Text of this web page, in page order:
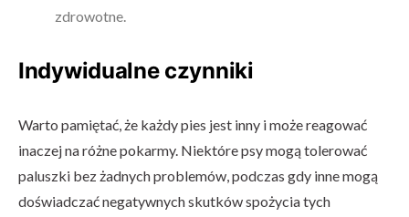
zdrowotne.
Indywidualne czynniki
Warto pamiętać, że każdy pies jest inny i może reagować
inaczej na różne pokarmy. Niektóre psy mogą tolerować
paluszki bez żadnych problemów, podczas gdy inne mogą
doświadczać negatywnych skutków spożycia tych